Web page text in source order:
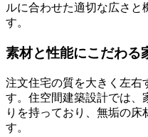
ルに合わせた適切な広さと
す。
素材と性能にこだわる
注文住宅の質を大きく左右
す。住空間建築設計では、
りを持っており、無垢の床
す。